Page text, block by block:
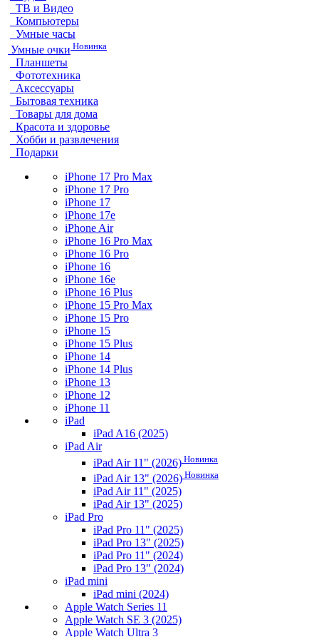
ТВ и Видео
Компьютеры
Умные часы
Умные очки Новинка
Планшеты
Фототехника
Аксессуары
Бытовая техника
Товары для дома
Красота и здоровье
Хобби и развлечения
Подарки
iPhone 17 Pro Max
iPhone 17 Pro
iPhone 17
iPhone 17e
iPhone Air
iPhone 16 Pro Max
iPhone 16 Pro
iPhone 16
iPhone 16e
iPhone 16 Plus
iPhone 15 Pro Max
iPhone 15 Pro
iPhone 15
iPhone 15 Plus
iPhone 14
iPhone 14 Plus
iPhone 13
iPhone 12
iPhone 11
iPad
iPad A16 (2025)
iPad Air
iPad Air 11" (2026) Новинка
iPad Air 13" (2026) Новинка
iPad Air 11" (2025)
iPad Air 13" (2025)
iPad Pro
iPad Pro 11" (2025)
iPad Pro 13" (2025)
iPad Pro 11" (2024)
iPad Pro 13" (2024)
iPad mini
iPad mini (2024)
Apple Watch Series 11
Apple Watch SE 3 (2025)
Apple Watch Ultra 3